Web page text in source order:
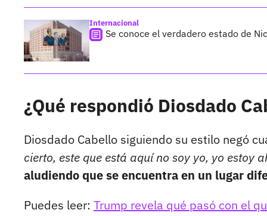
Internacional
Se conoce el verdadero estado de
¿Qué respondió Diosdado
Diosdado Cabello siguiendo su estilo negó
cierto, este que está aquí no soy yo, yo estoy
aludiendo que se encuentra en un lugar
Puedes leer: Trump revela qué pasó con el